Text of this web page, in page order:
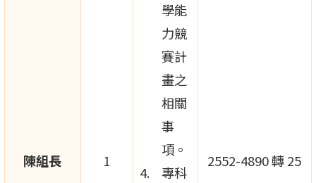
陳組長 1
學能
力競
賽計
畫之
相關
事
項。
專科
2552-4890 轉 25